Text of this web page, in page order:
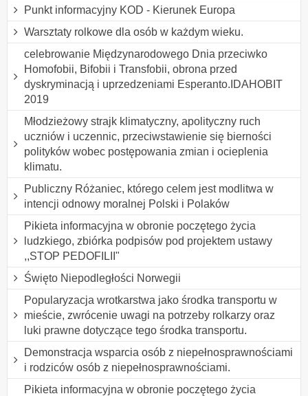
Punkt informacyjny KOD - Kierunek Europa
Warsztaty rolkowe dla osób w każdym wieku.
celebrowanie Międzynarodowego Dnia przeciwko
Homofobii, Bifobii i Transfobii, obrona przed
dyskryminacją i uprzedzeniami Esperanto.IDAHOBIT
2019
Młodzieżowy strajk klimatyczny, apolityczny ruch
uczniów i uczennic, przeciwstawienie się bierności
polityków wobec postępowania zmian i ocieplenia
klimatu.
Publiczny Różaniec, którego celem jest modlitwa w
intencji odnowy moralnej Polski i Polaków
Pikieta informacyjna w obronie poczętego życia
ludzkiego, zbiórka podpisów pod projektem ustawy
,,STOP PEDOFILII"
Święto Niepodległości Norwegii
Popularyzacja wrotkarstwa jako środka transportu w
mieście, zwrócenie uwagi na potrzeby rolkarzy oraz
luki prawne dotyczące tego środka transportu.
Demonstracja wsparcia osób z niepełnosprawnościami
i rodziców osób z niepełnosprawnościami.
Pikieta informacyjna w obronie poczętego życia